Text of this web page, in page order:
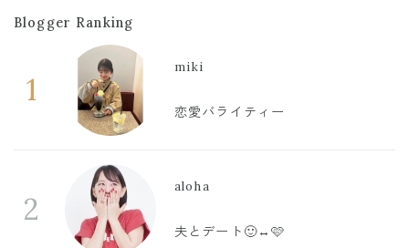
Blogger Ranking
1
miki
恋愛バライティー
2
aloha
夫とデート🙂‍↔️🩷